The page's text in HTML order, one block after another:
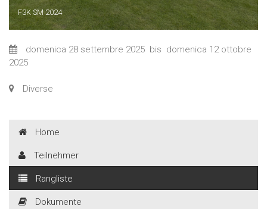
F3K SM 2024
domenica 28 settembre 2025 bis domenica 12 ottobre
2025
Diverse
Home
Teilnehmer
Rangliste
Dokumente